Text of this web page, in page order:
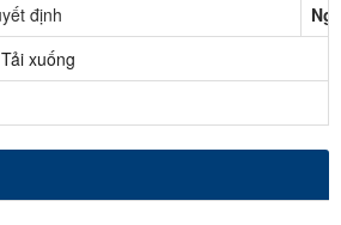
định
Tải xuống